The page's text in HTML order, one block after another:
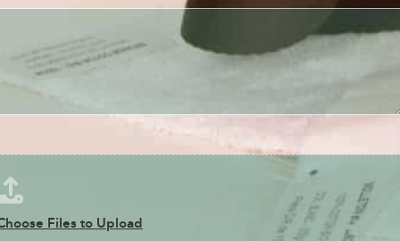
Files to Upload